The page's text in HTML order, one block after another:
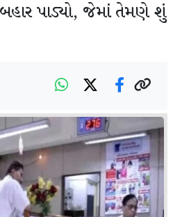
પાડ્યો, જેમાં તેમણે શું